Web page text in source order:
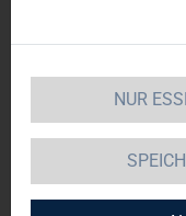
TAG Immobilien
NUR